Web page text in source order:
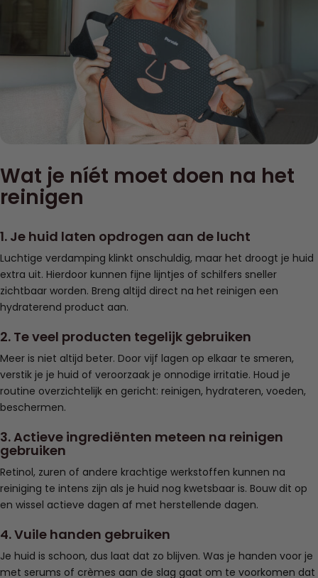
Wat je níét moet doen na het
reinigen
1. Je huid laten opdrogen aan de lucht
Luchtige verdamping klinkt onschuldig, maar het droogt je huid
extra uit. Hierdoor kunnen fijne lijntjes of schilfers sneller
zichtbaar worden. Breng altijd direct na het reinigen een
hydraterend product aan.
2. Te veel producten tegelijk gebruiken
Meer is niet altijd beter. Door vijf lagen op elkaar te smeren,
verstik je je huid of veroorzaak je onnodige irritatie. Houd je
routine overzichtelijk en gericht: reinigen, hydrateren, voeden,
beschermen.
3. Actieve ingrediënten meteen na reinigen
gebruiken
Retinol, zuren of andere krachtige werkstoffen kunnen na
reiniging te intens zijn als je huid nog kwetsbaar is. Bouw dit op
en wissel actieve dagen af met herstellende dagen.
4. Vuile handen gebruiken
Je huid is schoon, dus laat dat zo blijven. Was je handen voor je
met serums of crèmes aan de slag gaat om te voorkomen dat